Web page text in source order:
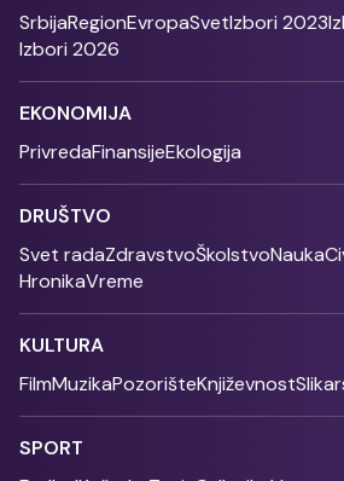
SrbijaRegionEvropaSvetIzbori 2023
Izbori 2026
EKONOMIJA
PrivredaFinansijeEkologija
DRUŠTVO
Svet radaZdravstvoŠkolstvoNauka
HronikaVreme
KULTURA
FilmMuzikaPozorišteKnjiževnost
SPORT